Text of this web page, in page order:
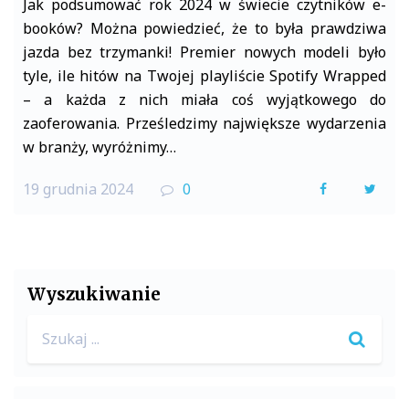
Jak podsumować rok 2024 w świecie czytników e-
booków? Można powiedzieć, że to była prawdziwa
jazda bez trzymanki! Premier nowych modeli było
tyle, ile hitów na Twojej playliście Spotify Wrapped
– a każda z nich miała coś wyjątkowego do
zaoferowania. Prześledzimy największe wydarzenia
w branży, wyróżnimy…
19 grudnia 2024 0
F
Wyszukiwanie
for: